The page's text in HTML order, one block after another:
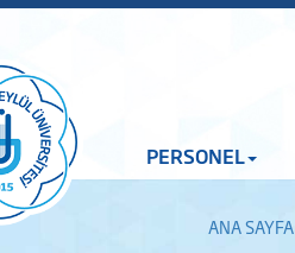
PERSONEL
ANA SAYFA